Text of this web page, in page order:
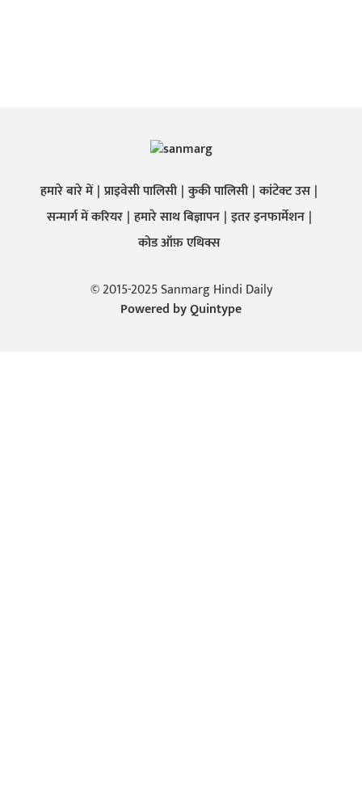
हमारे बारे में प्राइवेसी पालिसी कुकी पालिसी कांटेक्ट उस
सन्मार्ग में करियर हमारे साथ बिज्ञापन इतर इनफार्मेशन
कोड ऑफ़ एथिक्स
© 2015-2025 Sanmarg Hindi Daily
Powered byQuintype